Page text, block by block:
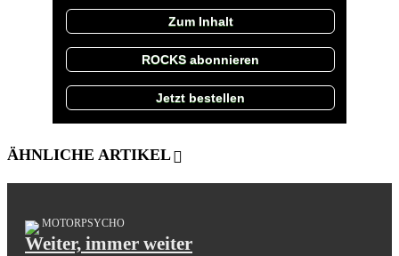
Zum Inhalt
ROCKS abonnieren
Jetzt bestellen
ÄHNLICHE ARTIKEL
MOTORPSYCHO
Weiter, immer weiter